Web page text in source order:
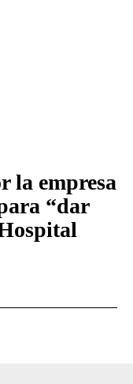
la empresa
“dar